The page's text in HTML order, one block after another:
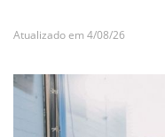
Atualizado em 4/08/26